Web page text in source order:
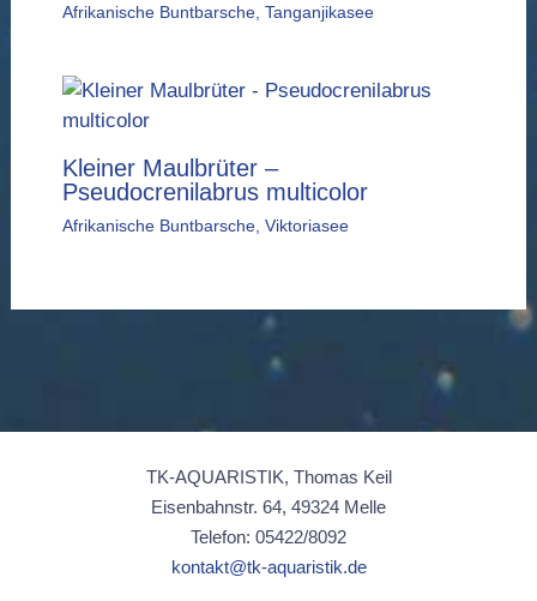
Afrikanische Buntbarsche, Tanganjikasee
Kleiner Maulbrüter –
Pseudocrenilabrus multicolor
Afrikanische Buntbarsche, Viktoriasee
TK-AQUARISTIK, Thomas Keil
Eisenbahnstr. 64, 49324 Melle
Telefon: 05422/8092
kontakt@tk-aquaristik.de